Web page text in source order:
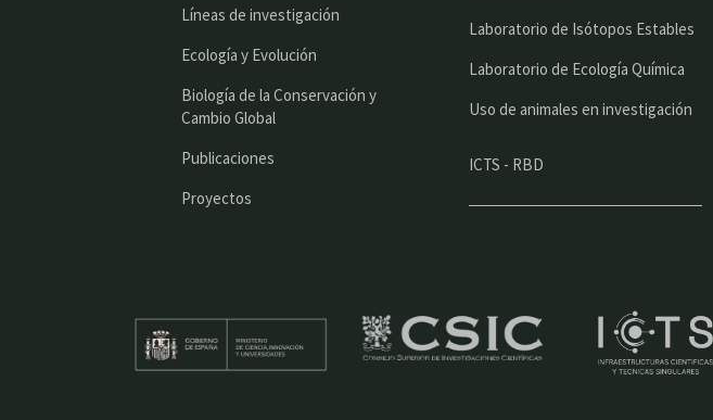
Líneas de investigación
Ecología y Evolución
Biología de la Conservación y
Cambio Global
Publicaciones
Proyectos
Laboratorio de Isótopos Estables
Laboratorio de Ecología Química
Uso de animales en investigación
ICTS - RBD